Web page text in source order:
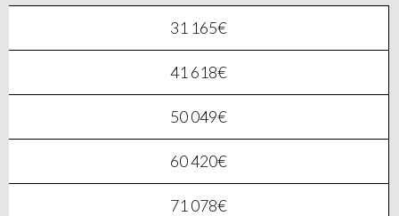
31 165€
41 618€
50 049€
60 420€
71 078€